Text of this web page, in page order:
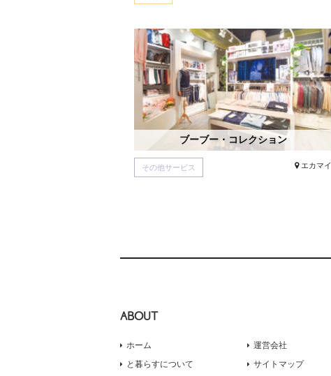
ブーブー・コレクション
その他サービス エカマイ
ABOUT
ホーム
と暮らすについて
運営会社
サイトマップ